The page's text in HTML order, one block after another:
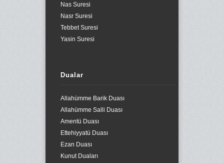
Nas Suresi
Nasr Suresi
Tebbet Suresi
Yasin Suresi
Dualar
Allahümme Barik Duası
Allahümme Salli Duası
Amentü Duası
Ettehiyyatü Duası
Ezan Duası
Kunut Duaları